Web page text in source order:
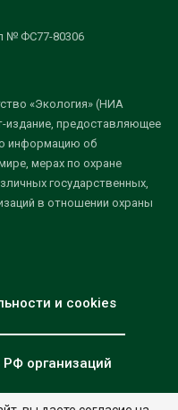
№ ФС77-80306
«Экология» (НИА
издание, предоставляющее
информацию об
мерах по охране
государственных,
в отношении охраны
и cookies
организаций